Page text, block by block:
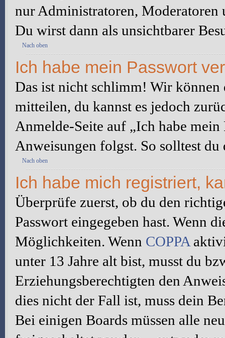
nur Administratoren, Moderatoren
Du wirst dann als unsichtbarer
Nach oben
Ich habe mein Passwort
Das ist nicht schlimm! Wir
mitteilen, du kannst es jedoch
Anmelde-Seite auf „Ich habe
Anweisungen folgst. So solltest
Nach oben
Ich habe mich registriert,
Überprüfe zuerst, ob du den
Passwort eingegeben hast. Wenn
Möglichkeiten. Wenn COPPA
unter 13 Jahre alt bist, musst du
Erziehungsberechtigten den
dies nicht der Fall ist, muss dein
Bei einigen Boards müssen alle